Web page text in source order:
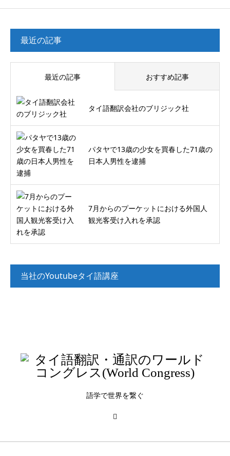
最近の記事
最近の記事 おすすめ記事
タイ語翻訳会社のブリジック社
パタヤで13歳の少女を買春した71歳の
日本人男性を逮捕
7月からのプーケットにおける外国人
観光客受け入れを承認
当社のYoutubeタイ語講座
語学で世界を繋ぐ